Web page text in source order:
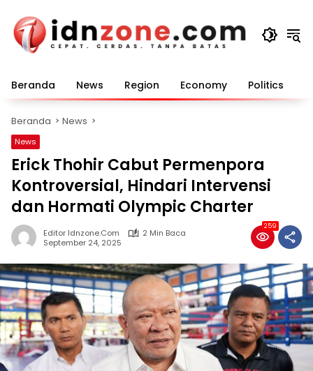
konten
Beranda News Region Economy Politics
Beranda News
News
Erick Thohir Cabut Permenpora
Kontroversial, Hindari Intervensi
dan Hormati Olympic Charter
Editor Idnzone.com
2 Min Baca
September 24, 2025
259